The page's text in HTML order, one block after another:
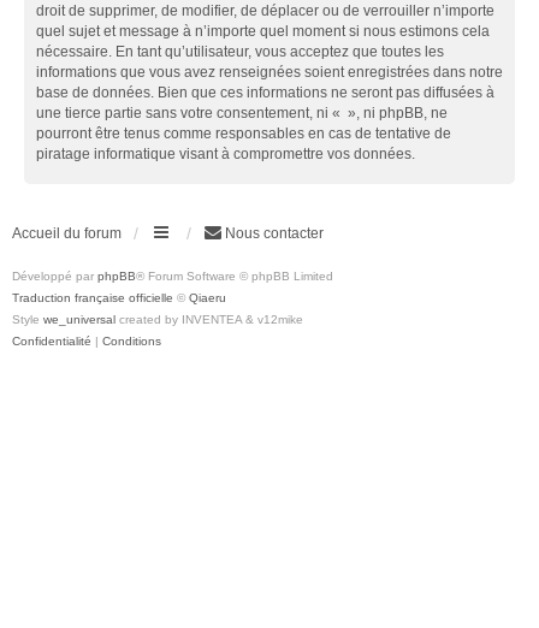
droit de supprimer, de modifier, de déplacer ou de verrouiller n’importe
quel sujet et message à n’importe quel moment si nous estimons cela
nécessaire. En tant qu’utilisateur, vous acceptez que toutes les
informations que vous avez renseignées soient enregistrées dans notre
base de données. Bien que ces informations ne seront pas diffusées à
une tierce partie sans votre consentement, ni « », ni phpBB, ne
pourront être tenus comme responsables en cas de tentative de
piratage informatique visant à compromettre vos données.
Accueil du forum Nous contacter
Développé par phpBB® Forum Software © phpBB Limited
Traduction française officielle © Qiaeru
Style we_universal created by INVENTEA & v12mike
Confidentialité | Conditions